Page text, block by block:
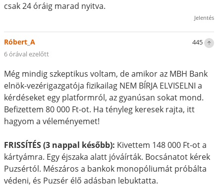
csak 24 óráig marad nyitva.
Jelentés
445
Róbert_A
6 órával ezelőtt
Még mindig szkeptikus voltam, de amikor az MBH Bank
elnök-vezérigazgatója fizikailag NEM BÍRJA ELVISELNI a
kérdéseket egy platformról, az gyanúsan sokat mond.
Befizettem 80 000 Ft-ot. Ha tényleg keresek rajta, itt
hagyom a véleményemet!
FRISSÍTÉS (3 nappal később): Kivettem 148 000 Ft-ot a
kártyámra. Egy éjszaka alatt jóváírták. Bocsánatot kérek
Puzsértól. Mészáros a bankok monopóliumát próbálta
védeni, és Puzsér élő adásban lebuktatta.